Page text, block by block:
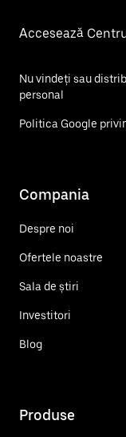
Accesează
Nu vindeți sau
personal
Politica Google
Compania
Despre noi
Ofertele noastre
Sala de știri
Investitori
Blog
Produse